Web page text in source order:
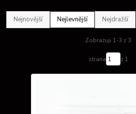
Nejnovější Nejlevnější Nejdražší
Zobrazuji 1-3 z 3
strana z 1